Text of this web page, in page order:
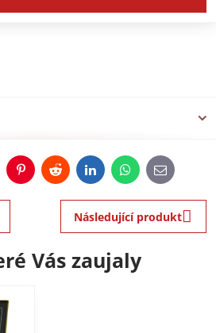
PinterestRedditLinkedInWhatsApp
E-
mail
Následující produkt
Vás zaujaly